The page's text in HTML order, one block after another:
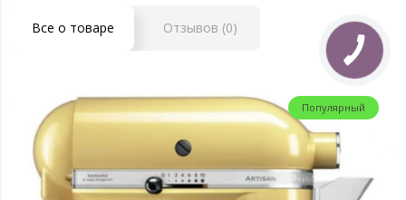
Все о товаре Отзывов (0)
Популярный